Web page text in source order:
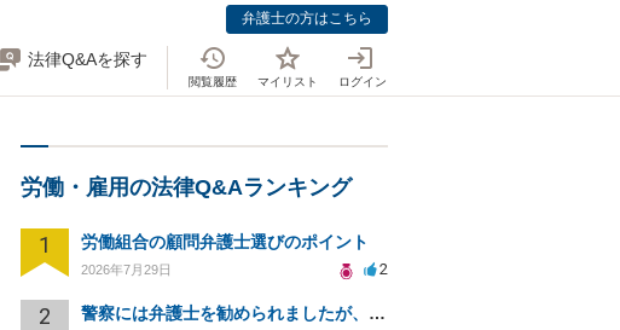
弁護士の方はこちら
法律Q&Aを探す
閲覧履歴 マイリスト ログイン
労働・雇用の法律Q&Aランキング
1 労働組合の顧問弁護士選びのポイント
2026年7月29日 2
2 警察には弁護士を勧められましたが、費用対効果で依頼をすることを躊躇しています。